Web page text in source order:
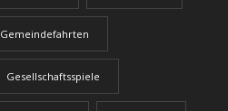
Gemeindefahrten
Gesellschaftsspiele